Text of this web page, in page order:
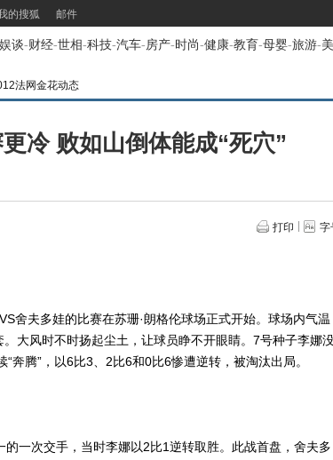
的搜狐 邮件
娱谈-财经-世相-科技-汽车-房产-时尚-健康-教育-母婴-旅游-
法网金花动态
冷 败如山倒体能成“死穴”
打印 字
夫多娃的比赛在苏珊·朗格伦球场正式开始。球场内气温
大风时不时扬起尘土，让球员睁不开眼睛。7号种子李娜
奔腾”，以6比3、2比6和0比6惨遭逆转，被淘汰出局。
次交手，当时李娜以2比1逆转取胜。此战首盘，舍夫多